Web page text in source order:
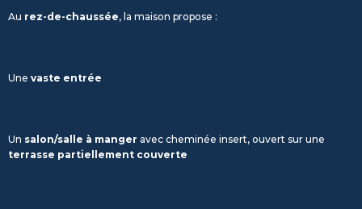
Au rez-de-chaussée, la maison propose :
Une vaste entrée
Un salon/salle à manger avec cheminée insert, ouvert sur une
terrasse partiellement couverte